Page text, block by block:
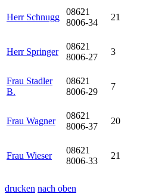
Herr Schnugg
08621
8006-34
21
Herr Springer
08621
8006-27
3
Frau Stadler
B.
08621
8006-29
7
Frau Wagner
08621
8006-37
20
Frau Wieser
08621
8006-33
21
drucken nach oben